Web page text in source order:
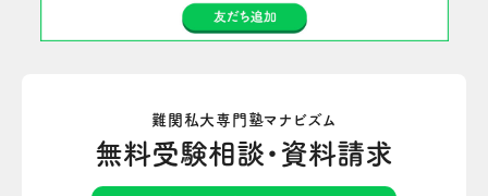
難関私大専門塾マナビズム
無料受験相談・資料請求